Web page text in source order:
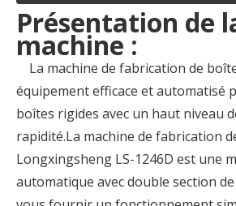
Présentation de
machine :
La machine de fabrication de
équipement efficace et automatisé
boîtes rigides avec un haut niveau
rapidité.La machine de fabrication
Longxingsheng LS-1246D est une
automatique avec double section